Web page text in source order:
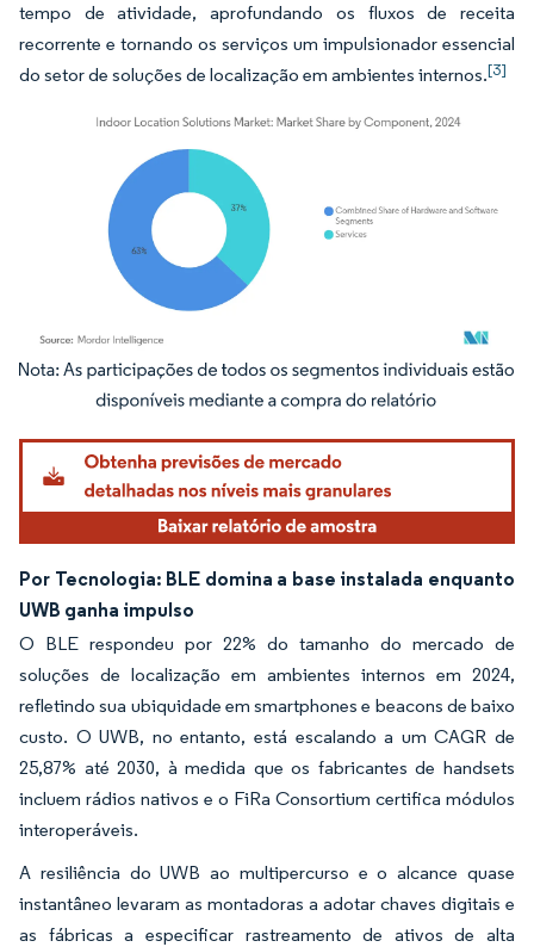
tempo de atividade, aprofundando os fluxos de receita
recorrente e tornando os serviços um impulsionador essencial
do setor de soluções de localização em ambientes internos.[3]
Imagem © Mordor Intelligence. O reuso requer atribuição conforme CC BY 4.0.
Por Tecnologia: BLE domina a base instalada enquanto
UWB ganha impulso
O BLE respondeu por 22% do tamanho do mercado de
soluções de localização em ambientes internos em 2024,
refletindo sua ubiquidade em smartphones e beacons de baixo
custo. O UWB, no entanto, está escalando a um CAGR de
25,87% até 2030, à medida que os fabricantes de handsets
incluem rádios nativos e o FiRa Consortium certifica módulos
interoperáveis.
A resiliência do UWB ao multipercurso e o alcance quase
instantâneo levaram as montadoras a adotar chaves digitais e
as fábricas a especificar rastreamento de ativos de alta